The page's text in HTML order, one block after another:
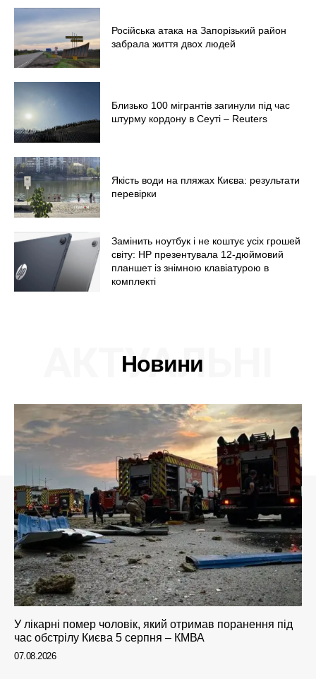
Російська атака на Запорізький район
забрала життя двох людей
Близько 100 мігрантів загинули під час
штурму кордону в Сеуті – Reuters
Якість води на пляжах Києва: результати
перевірки
Замінить ноутбук і не коштує усіх грошей
світу: HP презентувала 12-дюймовий
планшет із знімною клавіатурою в
комплекті
Новини
АКТУАЛЬНІ
У лікарні помер чоловік, який отримав поранення під
час обстрілу Києва 5 серпня – КМВА
07.08.2026